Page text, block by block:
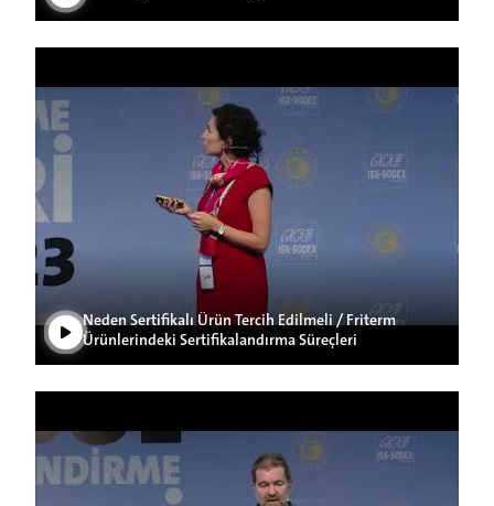
Play Video
Neden Sertifikalı Ürün Tercih Edilmeli / Friterm
Ürünlerindeki Sertifikalandırma Süreçleri